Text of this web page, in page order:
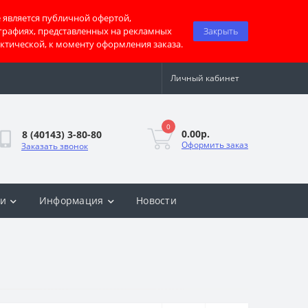
публичной офертой,
представленных на рекламных
к моменту оформления заказа.
Закрыть
Личный кабинет
8 (40143) 3-80-80
Заказать звонок
0
0.00р.
Оформить заказ
Информация Новости